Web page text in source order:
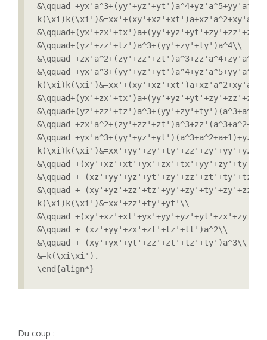
&\qquad +yx'a^3+(yy'+yz'+yt')a^4+yz'a^5+yy'a^6\\
&\qquad+(yz'+zz'+tz')a^3+(yy'+zy'+ty')a^4\\
&\qquad +zx'a^2+(zy'+zz'+zt')a^3+zz'a^4+zy'a^5\\
&\qquad +yx'a^3+(yy'+yz'+yt')a^4+yz'a^5+yy'a^6\\
&\qquad
&\qquad
&\qquad
&\qquad +
&\qquad +
k(\xi)k(\xi')&=xx'+zz'+ty'+yt'\\
&\qquad
&\qquad + (xz'+yy'+zx'+zt'+tz'+tt')a^2\\
&\qquad + (xy'+yx'+yt'+zz'+zt'+tz'+ty')a^3\\
&=k(\xi\xi').
Du coup :